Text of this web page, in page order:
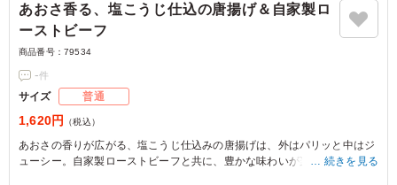
あおさ香る、塩こうじ仕込の唐揚げ＆自家製ロ
ーストビーフ
商品番号： 79534
-件
サイズ 普通
1,620円 （税込）
あおさの香りが広がる、塩こうじ仕込みの唐揚げは、外はパリッと中はジ
ューシー。自家製ローストビーフと共に、豊かな味わいが楽しめます。特
続きを見る